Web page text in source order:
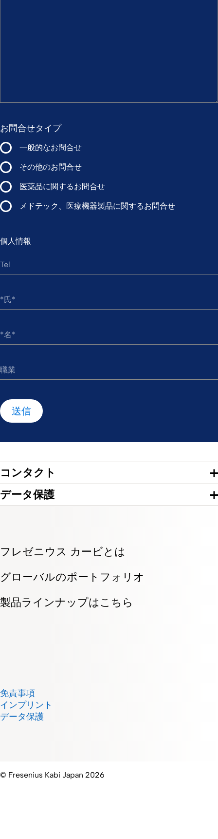
お問合せタイプ
一般的なお問合せ
その他のお問合せ
医薬品に関するお問合せ
メドテック、医療機器製品に関するお問合せ
個人情報
Tel
*氏
*名
職業
送信
コンタクト
データ保護
フレゼニウス カービとは
グローバルのポートフォリオ
製品ラインナップはこちら
免責事項
インプリント
データ保護
© Fresenius Kabi Japan 2026